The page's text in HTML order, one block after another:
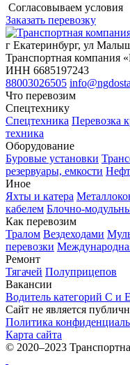
Согласовываем условия
Заказать перевозку
г Екатеринбург, ул
Транспортная компания
ИНН 6685197243
88003026505
Что перевозим
Спецтехнику
Спецтехника Перевозка
техника
Оборудование
Буровые установки
резервуары, емкости
Иное
Яхты и катера
кабелем Блочно-
Как перевозим
Тралом Вездеходами
перевозки
Ремонт
Тягачей Полуприцепов
Вакансии
Водитель категорий С и Е
Сайт не является
Политика
Карта сайта
© 2020–2023